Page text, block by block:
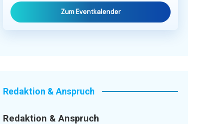
Zum Eventkalender
Redaktion & Anspruch
Redaktion & Anspruch